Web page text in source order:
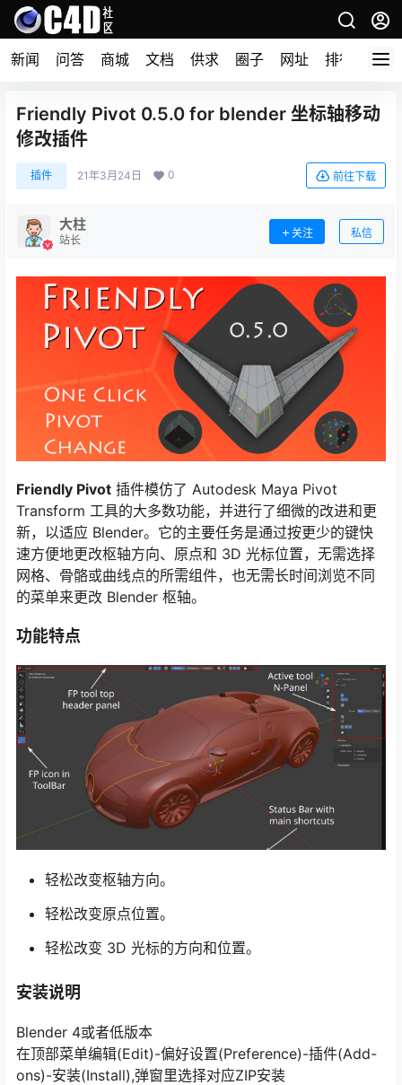
新闻 问答 商城 文档 供求 圈子 网址 排行榜
Friendly Pivot 0.5.0 for blender 坐标轴移动
修改插件
插件 21年3月24日 0 前往下载
大柱
站长
关注 私信
Friendly Pivot 插件模仿了 Autodesk Maya Pivot
Transform 工具的大多数功能，并进行了细微的改进和更
新，以适应 Blender。它的主要任务是通过按更少的键快
速方便地更改枢轴方向、原点和 3D 光标位置，无需选择
网格、骨骼或曲线点的所需组件，也无需长时间浏览不同
的菜单来更改 Blender 枢轴。
功能特点
轻松改变枢轴方向。
轻松改变原点位置。
轻松改变 3D 光标的方向和位置。
安装说明
Blender 4或者低版本
在顶部菜单编辑(Edit)-偏好设置(Preference)-插件(Add-
ons)-安装(Install),弹窗里选择对应ZIP安装